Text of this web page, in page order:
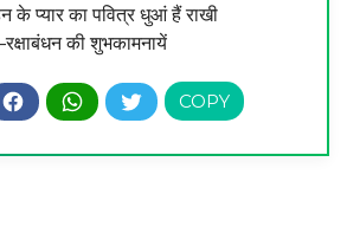
के प्यार का पवित्र धुआं हैं राखी
की शुभकामनायें